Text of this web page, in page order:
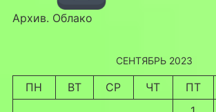
Архив. Облако
СЕНТЯБРЬ 2023
ПН ВТ СР ЧТ ПТ